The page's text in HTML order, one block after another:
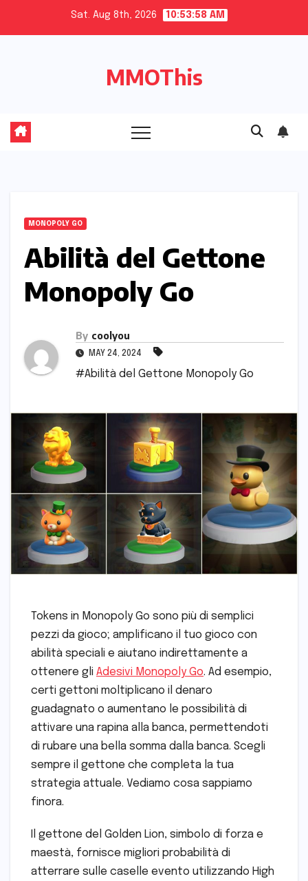
Sat. Aug 8th, 2026 10:53:59 AM
MMOThis
MONOPOLY GO
Abilità del Gettone
Monopoly Go
By coolyou
MAY 24, 2024
#Abilità del Gettone Monopoly Go
Tokens in Monopoly Go sono più di semplici
pezzi da gioco; amplificano il tuo gioco con
abilità speciali e aiutano indirettamente a
ottenere gli Adesivi Monopoly Go. Ad esempio,
certi gettoni moltiplicano il denaro
guadagnato o aumentano le possibilità di
attivare una rapina alla banca, permettendoti
di rubare una bella somma dalla banca. Scegli
sempre il gettone che completa la tua
strategia attuale. Vediamo cosa sappiamo
finora.
Il gettone del Golden Lion, simbolo di forza e
maestà, fornisce migliori probabilità di
atterrare sulle caselle evento utilizzando High